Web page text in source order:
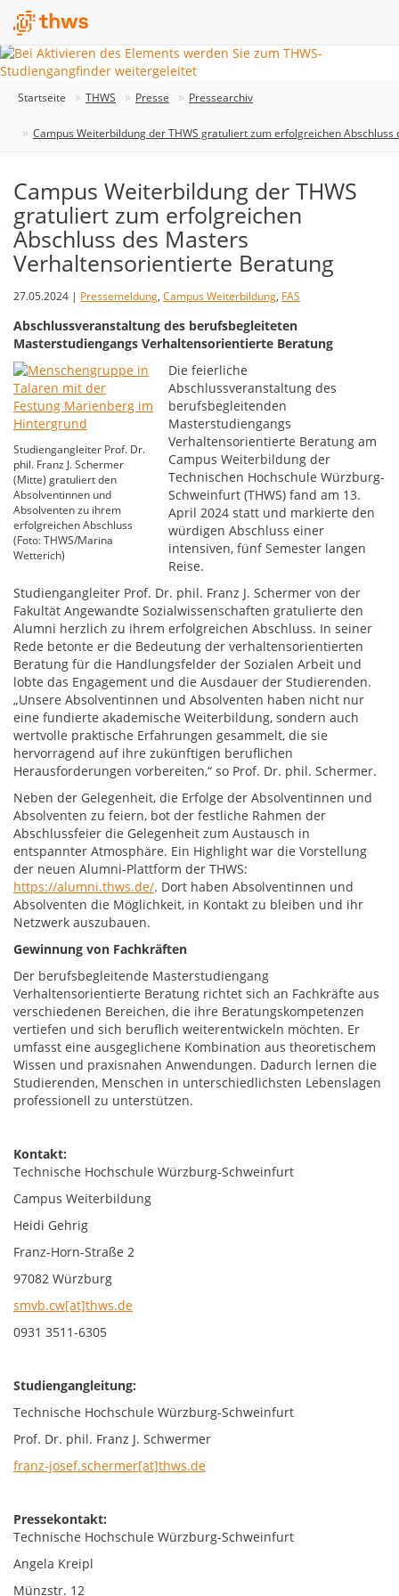
Startseite THWS Presse Pressearchiv
Campus Weiterbildung der THWS gratuliert zum erfolgreichen
Campus Weiterbildung der THWS
gratuliert zum erfolgreichen
Abschluss des Masters
Verhaltensorientierte Beratung
27.05.2024 | Pressemeldung, Campus Weiterbildung, FAS
Abschlussveranstaltung des berufsbegleiteten
Masterstudiengangs Verhaltensorientierte Beratung
Studiengangleiter Prof. Dr.
phil. Franz J. Schermer
(Mitte) gratuliert den
Absolventinnen und
Absolventen zu ihrem
erfolgreichen Abschluss
(Foto: THWS/Marina
Wetterich)
Die feierliche
Abschlussveranstaltung des
berufsbegleitenden
Masterstudiengangs
Verhaltensorientierte Beratung am
Campus Weiterbildung der
Technischen Hochschule Würzburg-
Schweinfurt (THWS) fand am 13.
April 2024 statt und markierte den
würdigen Abschluss einer
intensiven, fünf Semester langen
Reise.
Studiengangleiter Prof. Dr. phil. Franz J. Schermer von der
Fakultät Angewandte Sozialwissenschaften gratulierte den
Alumni herzlich zu ihrem erfolgreichen Abschluss. In seiner
Rede betonte er die Bedeutung der verhaltensorientierten
Beratung für die Handlungsfelder der Sozialen Arbeit und
lobte das Engagement und die Ausdauer der Studierenden.
„Unsere Absolventinnen und Absolventen haben nicht nur
eine fundierte akademische Weiterbildung, sondern auch
wertvolle praktische Erfahrungen gesammelt, die sie
hervorragend auf ihre zukünftigen beruflichen
Herausforderungen vorbereiten,“ so Prof. Dr. phil. Schermer.
Neben der Gelegenheit, die Erfolge der Absolventinnen und
Absolventen zu feiern, bot der festliche Rahmen der
Abschlussfeier die Gelegenheit zum Austausch in
entspannter Atmosphäre. Ein Highlight war die Vorstellung
der neuen Alumni-Plattform der THWS:
https://alumni.thws.de/. Dort haben Absolventinnen und
Absolventen die Möglichkeit, in Kontakt zu bleiben und ihr
Netzwerk auszubauen.
Gewinnung von Fachkräften
Der berufsbegleitende Masterstudiengang
Verhaltensorientierte Beratung richtet sich an Fachkräfte aus
verschiedenen Bereichen, die ihre Beratungskompetenzen
vertiefen und sich beruflich weiterentwickeln möchten. Er
umfasst eine ausgeglichene Kombination aus theoretischem
Wissen und praxisnahen Anwendungen. Dadurch lernen die
Studierenden, Menschen in unterschiedlichsten Lebenslagen
professionell zu unterstützen.
Kontakt:
Technische Hochschule Würzburg-Schweinfurt
Campus Weiterbildung
Heidi Gehrig
Franz-Horn-Straße 2
97082 Würzburg
smvb.cw[at]thws.de
0931 3511-6305
Studiengangleitung:
Technische Hochschule Würzburg-Schweinfurt
Prof. Dr. phil. Franz J. Schwermer
franz-josef.schermer[at]thws.de
Pressekontakt:
Technische Hochschule Würzburg-Schweinfurt
Angela Kreipl
Münzstr. 12